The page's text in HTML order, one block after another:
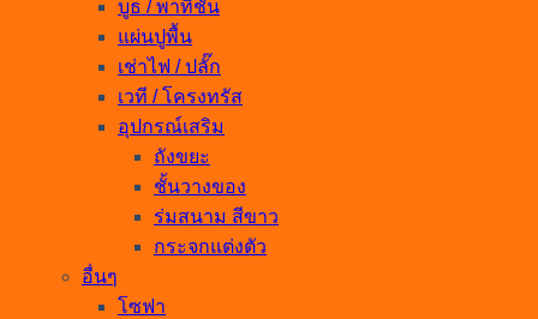
บูธ / พาทิชั่น
แผ่นปูพื้น
เช่าไฟ / ปลั๊ก
เวที / โครงทรัส
อุปกรณ์เสริม
ถังขยะ
ชั้นวางของ
ร่มสนาม สีขาว
กระจกแต่งตัว
อื่นๆ
โซฟา